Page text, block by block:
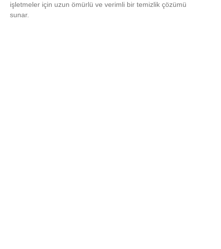
işletmeler için uzun ömürlü ve verimli bir temizlik çözümü
sunar.